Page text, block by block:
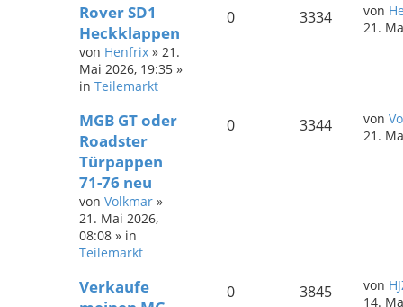
Rover SD1
Heckklappen
von Henfrix » 21.
Mai 2026, 19:35 »
in Teilemarkt
0 3334 von
21.
MGB GT oder
Roadster
Türpappen
71-76 neu
von Volkmar »
21. Mai 2026,
08:08 » in
Teilemarkt
0 3344 von
21.
Verkaufe
0 3845 von
14.